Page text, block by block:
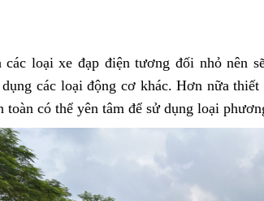
loại xe đạp điện tương đối nhỏ nên
các loại động cơ khác. Hơn nữa thiết
toàn có thể yên tâm để sử dụng loại